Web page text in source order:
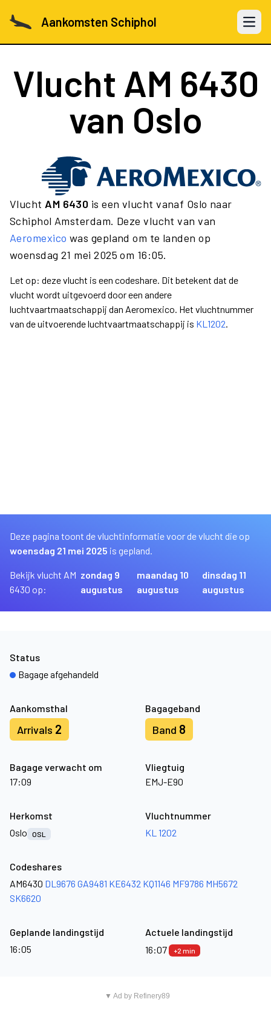
Aankomsten Schiphol Open
Vlucht AM 6430
van Oslo
Vlucht AM 6430 is een vlucht vanaf Oslo naar
Schiphol Amsterdam. Deze vlucht van van
Aeromexico was gepland om te landen op
woensdag 21 mei 2025 om 16:05.
Let op: deze vlucht is een codeshare. Dit betekent dat de
vlucht wordt uitgevoerd door een andere
luchtvaartmaatschappij dan Aeromexico. Het vluchtnummer
van de uitvoerende luchtvaartmaatschappij is KL1202.
Deze pagina toont de vluchtinformatie voor de vlucht die op
woensdag 21 mei 2025 is gepland.
Bekijk vlucht AM
6430 op:
zondag 9
augustus
maandag 10
augustus
dinsdag 11
augustus
Aankomsthal
Arrivals 2
Bagageband
Band 8
Bagage verwacht om
17:09
Vliegtuig
EMJ-E90
Status
Bagage afgehandeld
Herkomst
Oslo
OSL
Vluchtnummer
KL 1202
Codeshares
AM6430 DL9676 GA9481 KE6432 KQ1146 MF9786 MH5672
SK6620
Geplande landingstijd
16:05
Actuele landingstijd
16:07
+2 min
▼ Ad by Refinery89